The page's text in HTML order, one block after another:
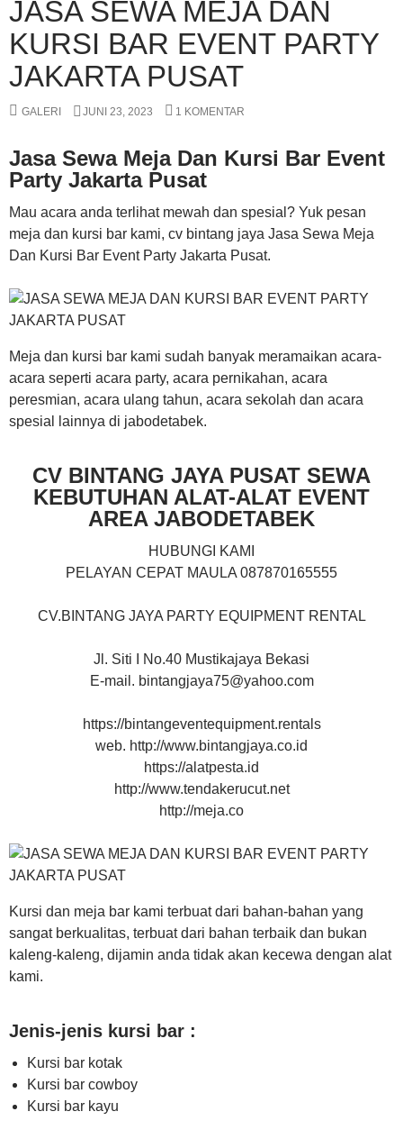
JASA SEWA MEJA DAN
KURSI BAR EVENT PARTY
JAKARTA PUSAT
GALERI JUNI 23, 2023 1 KOMENTAR
Jasa Sewa Meja Dan Kursi Bar Event
Party Jakarta Pusat
Mau acara anda terlihat mewah dan spesial? Yuk pesan
meja dan kursi bar kami, cv bintang jaya Jasa Sewa Meja
Dan Kursi Bar Event Party Jakarta Pusat.
Meja dan kursi bar kami sudah banyak meramaikan acara-
acara seperti acara party, acara pernikahan, acara
peresmian, acara ulang tahun, acara sekolah dan acara
spesial lainnya di jabodetabek.
CV BINTANG JAYA PUSAT SEWA
KEBUTUHAN ALAT-ALAT EVENT
AREA JABODETABEK
HUBUNGI KAMI
PELAYAN CEPAT MAULA 087870165555
CV.BINTANG JAYA PARTY EQUIPMENT RENTAL
Jl. Siti I No.40 Mustikajaya Bekasi
E-mail. bintangjaya75@yahoo.com
https://bintangeventequipment.rentals
web. http://www.bintangjaya.co.id
https://alatpesta.id
http://www.tendakerucut.net
http://meja.co
Kursi dan meja bar kami terbuat dari bahan-bahan yang
sangat berkualitas, terbuat dari bahan terbaik dan bukan
kaleng-kaleng, dijamin anda tidak akan kecewa dengan alat
kami.
Jenis-jenis kursi bar :
Kursi bar kotak
Kursi bar cowboy
Kursi bar kayu